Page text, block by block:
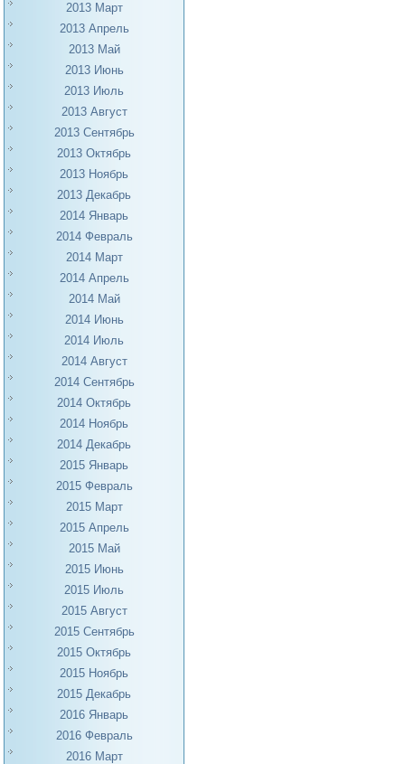
2013 Март
2013 Апрель
2013 Май
2013 Июнь
2013 Июль
2013 Август
2013 Сентябрь
2013 Октябрь
2013 Ноябрь
2013 Декабрь
2014 Январь
2014 Февраль
2014 Март
2014 Апрель
2014 Май
2014 Июнь
2014 Июль
2014 Август
2014 Сентябрь
2014 Октябрь
2014 Ноябрь
2014 Декабрь
2015 Январь
2015 Февраль
2015 Март
2015 Апрель
2015 Май
2015 Июнь
2015 Июль
2015 Август
2015 Сентябрь
2015 Октябрь
2015 Ноябрь
2015 Декабрь
2016 Январь
2016 Февраль
2016 Март